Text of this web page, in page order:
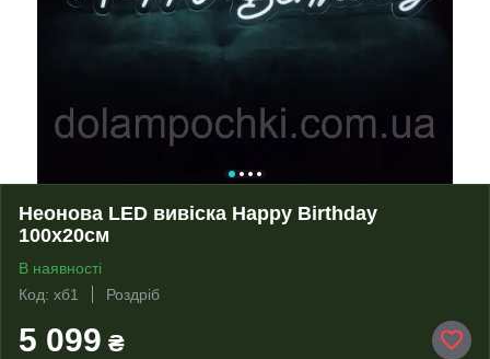
Неонова LED вивіска Happy Birthday
100х20cм
В наявності
Код: хб1
Роздріб
5 099 ₴